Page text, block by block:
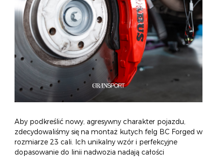
Aby podkreślić nowy, agresywny charakter pojazdu,
zdecydowaliśmy się na montaż kutych felg BC Forged w
rozmiarze 23 cali. Ich unikalny wzór i perfekcyjne
dopasowanie do linii nadwozia nadają całości